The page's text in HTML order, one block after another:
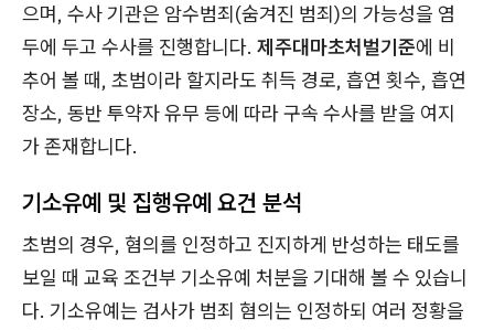
으며, 수사 기관은 암수범죄(숨겨진 범죄)의 가능성을 염
두에 두고 수사를 진행합니다. 제주대마초처벌기준에 비
추어 볼 때, 초범이라 할지라도 취득 경로, 흡연 횟수, 흡연
장소, 동반 투약자 유무 등에 따라 구속 수사를 받을 여지
가 존재합니다.
기소유예 및 집행유예 요건 분석
초범의 경우, 혐의를 인정하고 진지하게 반성하는 태도를
보일 때 교육 조건부 기소유예 처분을 기대해 볼 수 있습니
다. 기소유예는 검사가 범죄 혐의는 인정하되 여러 정황을